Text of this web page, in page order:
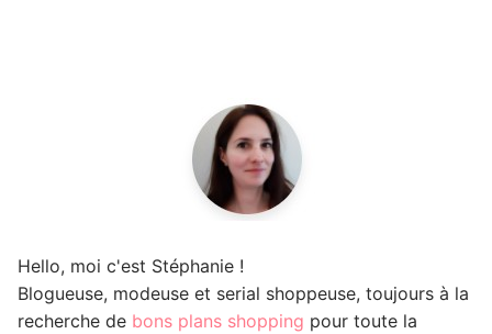
Hello, moi c'est Stéphanie !
Blogueuse, modeuse et serial shoppeuse, toujours à la
recherche de bons plans shopping pour toute la